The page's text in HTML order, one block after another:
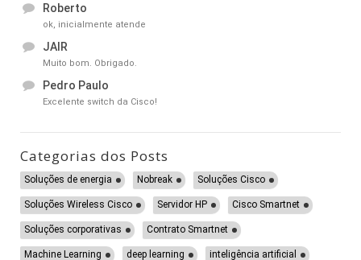
Roberto
ok, inicialmente atende
JAIR
Muito bom. Obrigado.
Pedro Paulo
Excelente switch da Cisco!
Categorias dos Posts
Soluções de energia Nobreak Soluções Cisco
Soluções Wireless Cisco Servidor HP Cisco Smartnet
Soluções corporativas Contrato Smartnet
Machine Learning deep learning inteligência artificial